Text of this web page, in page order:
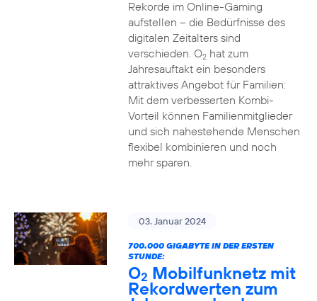
Rekorde im Online-Gaming
aufstellen – die Bedürfnisse des
digitalen Zeitalters sind
verschieden. O2hat zum
Jahresauftakt ein besonders
attraktives Angebot für Familien:
Mit dem verbesserten Kombi-
Vorteil können Familienmitglieder
und sich nahestehende Menschen
flexibel kombinieren und noch
mehr sparen.
03. Januar 2024
700.000 GIGABYTE IN DER ERSTEN
STUNDE:
O2 Mobilfunknetz mit
Rekordwerten zum